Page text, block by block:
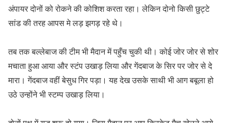
अंपायर दोनों को रोकने की कोशिश करता रहा। लेकिन दोनो किसी छुट्टे
सांड की तरह आपस मे लड़ झगड़ रहे थे।
तब तक बल्लेबाज की टीम भी मैदान में पहुँच चुकी थी। कोई जोर जोर से शोर
मचाता हुआ आया और स्टंप उखाड़ लिया और गेंदबाज के सिर पर जोर से दे
मारा। गेंदबाज वहीं बेसुध गिर पड़ा। यह देख उसके साथी भी आग बबूला हो
उठे उन्होंने भी स्टम्प उखाड़ लिया।